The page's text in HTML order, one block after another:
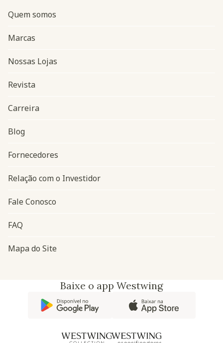
Navegação do rodapé
Quem somos
Marcas
Nossas Lojas
Revista
Carreira
Blog
Fornecedores
Relação com o Investidor
Fale Conosco
FAQ
Mapa do Site
Baixe o app Westwing